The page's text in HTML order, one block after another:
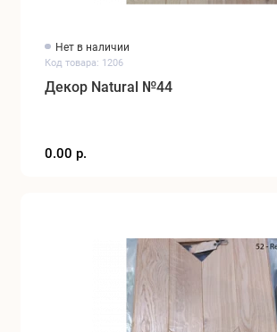
Нет в наличии
Код товара: 1206
Декор Natural №44
0.00 р.